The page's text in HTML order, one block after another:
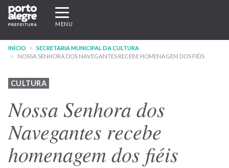
Pular
para
conteúdo
principal
Expandir/recolher
navegação
MENU
INÍCIO
SECRETARIA MUNICIPAL DA CULTURA
NOSSA SENHORA DOS NAVEGANTES RECEBE HOMENAGEM DOS FIÉIS
CULTURA
Nossa Senhora dos
Navegantes recebe
homenagem dos fiéis